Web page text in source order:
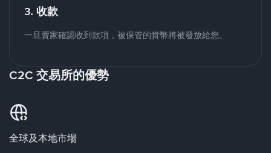
3. 收款
一旦賣家確認收到款項，被保管的貨幣將被發放給您。
C2C 交易所的優勢
全球及本地市場